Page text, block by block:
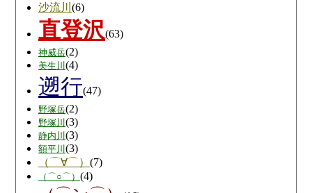
沙流川 (6)
直登沢(63)
神威岳(2)
美生川 (4)
遡行(47)
野塚岳(2)
野塚川 (3)
静内川 (3)
額平川 (3)
（⌒∀⌒） (7)
（⌒○⌒） (4)